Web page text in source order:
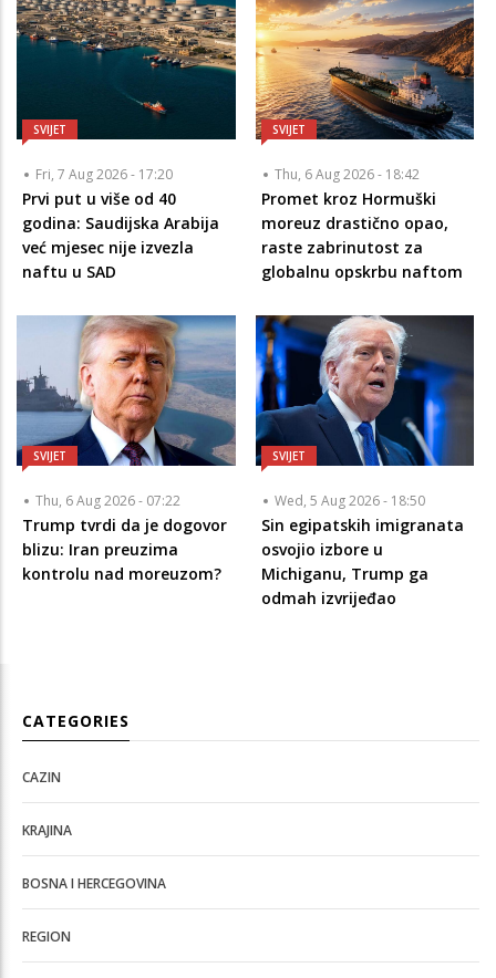
SVIJET
Fri, 7 Aug 2026 - 17:20
Prvi put u više od 40
godina: Saudijska Arabija
već mjesec nije izvezla
naftu u SAD
SVIJET
Thu, 6 Aug 2026 - 18:42
Promet kroz Hormuški
moreuz drastično opao,
raste zabrinutost za
globalnu opskrbu naftom
SVIJET
Thu, 6 Aug 2026 - 07:22
Trump tvrdi da je dogovor
blizu: Iran preuzima
kontrolu nad moreuzom?
SVIJET
Wed, 5 Aug 2026 - 18:50
Sin egipatskih imigranata
osvojio izbore u
Michiganu, Trump ga
odmah izvrijeđao
CATEGORIES
CAZIN
KRAJINA
BOSNA I HERCEGOVINA
REGION